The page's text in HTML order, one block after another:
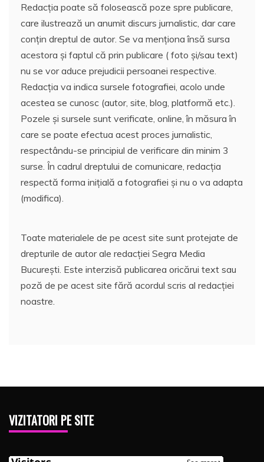
Redacția poate să folosească poze spre publicare,
care ilustrează un anumit discurs jurnalistic, dar care
conțin dreptul de autor. Se va menționa însă sursa
acestora și faptul că prin publicare ( foto și/sau text)
nu se vor aduce prejudicii persoanei respective.
Redacția va indica sursele fotografiei, acolo unde
acestea se cunosc (autor, site, blog, platformă etc.).
Pozele și sursele sunt verificate, online, în măsura în
care se poate efectua acest proces jurnalistic,
respectându-se principiul de verificare din minim 3
surse. În cadrul dreptului de comunicare, redacția
respectă forma inițială a fotografiei și nu o va adapta
(modifica).
Toate materialele de pe acest site sunt protejate de
drepturile de autor ale redacției Segra Media
București. Este interzisă publicarea oricărui text sau
poză de pe acest site fără acordul scris al redacției
noastre.
VIZITATORI PE SITE